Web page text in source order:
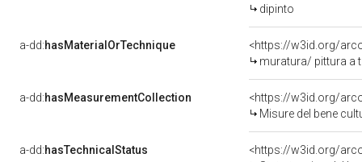
dipinto
a-dd:hasMaterialOrTechnique
<https://w3id.org/
muratura/ pittura a
a-dd:hasMeasurementCollection
<https://w3id.org/
Misure del bene
a-dd:hasTechnicalStatus
<https://w3id.org/